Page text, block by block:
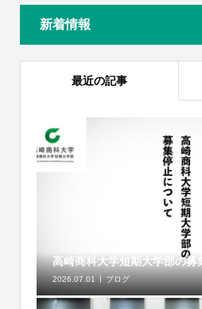
新着情報
最近の記事
高崎商科大学短期大学部の募
2026.07.01 ブログ